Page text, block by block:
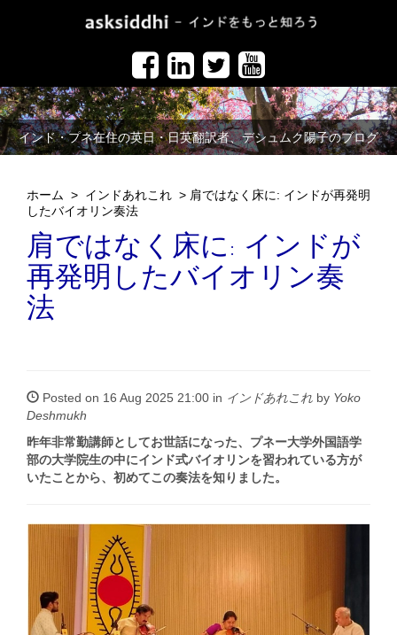
インド・プネ在住の英日・日英翻訳者、デシュムク陽子のブログ
ホーム > インドあれこれ > 肩ではなく床に: インドが再発明
したバイオリン奏法
肩ではなく床に: インドが
再発明したバイオリン奏
法
Posted on 16 Aug 2025 21:00 in インドあれこれ by Yoko
Deshmukh
昨年非常勤講師としてお世話になった、プネー大学外国語学
部の大学院生の中にインド式バイオリンを習われている方が
いたことから、初めてこの奏法を知りました。